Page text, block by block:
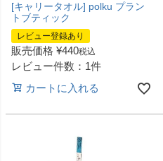
[キャリータオル] polku プラン
トブティック
レビュー登録あり
販売価格 ¥440税込
レビュー件数：1件
カートに入れる